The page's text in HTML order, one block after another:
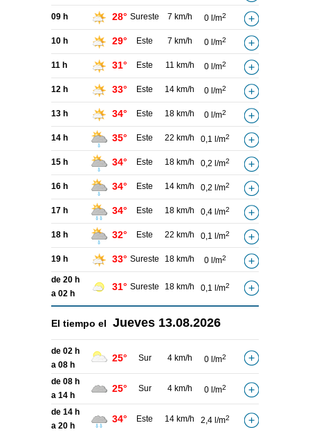
09 h 28° Sureste 7 km/h 0 l/m2
10 h 29° Este 7 km/h 0 l/m2
11 h 31° Este 11 km/h 0 l/m2
12 h 33° Este 14 km/h 0 l/m2
13 h 34° Este 18 km/h 0 l/m2
14 h 35° Este 22 km/h 0,1 l/m2
15 h 34° Este 18 km/h 0,2 l/m2
16 h 34° Este 14 km/h 0,2 l/m2
17 h 34° Este 18 km/h 0,4 l/m2
18 h 32° Este 22 km/h 0,1 l/m2
19 h 33° Sureste 18 km/h 0 l/m2
de 20 h
a 02 h
31° Sureste 18 km/h 0,1 l/m2
El tiempo el Jueves 13.08.2026
de 02 h
a 08 h
25° Sur 4 km/h 0 l/m2
de 08 h
a 14 h
25° Sur 4 km/h 0 l/m2
de 14 h
a 20 h
34° Este 14 km/h 2,4 l/m2